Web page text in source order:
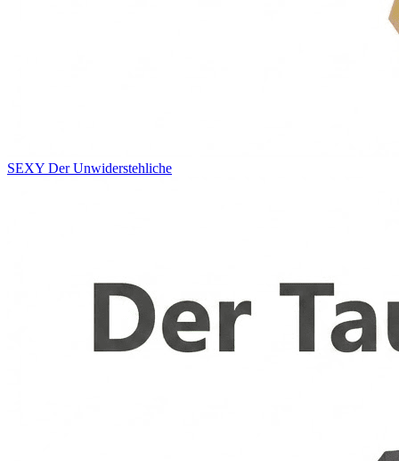
SEXY Der Unwiderstehliche